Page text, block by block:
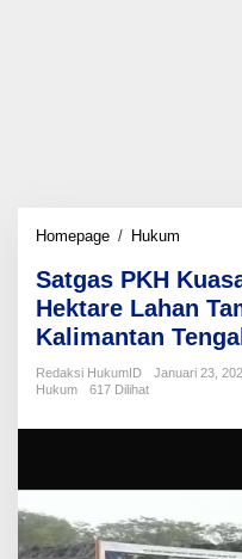
Homepage / Hukum
Kuasai
Kembali
1.699
Hektare
Lahan
Tambang
AKT
Tengah
Satgas PKH
Hektare Lahan
Kalimantan
Redaksi HukumID
Januari 23,
Hukum
617 Dilihat